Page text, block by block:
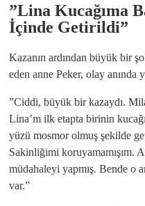
​”Lina Kucağıma
İçinde Getirildi”
​Kazanın ardından büyük bir
eden anne Peker, olay anında
​”Ciddi, büyük bir kazaydı.
Lina’m ilk etapta birinin
yüzü mosmor olmuş şekilde
Sakinliğimi koruyamamışım.
müdahaleyi yapmış. Bende o
var.”